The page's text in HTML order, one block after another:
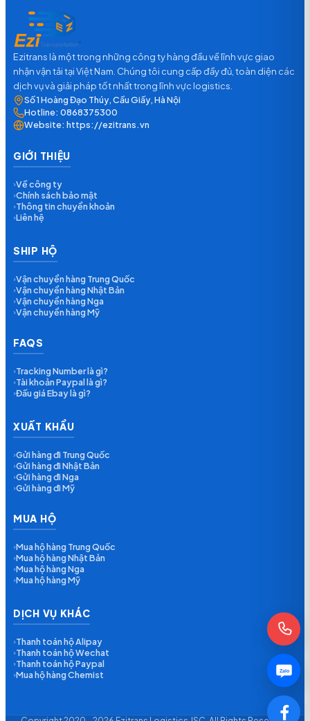
Ezitrans là một trong những công ty hàng đầu về lĩnh vực giao
nhận vận tải tại Việt Nam. Chúng tôi cung cấp đầy đủ, toàn diện các
dịch vụ và giải pháp tốt nhất trong lĩnh vực logistics.
Số 1 Hoàng Đạo Thúy, Cầu Giấy, Hà Nội
Hotline: 0868375300
Website: https://ezitrans.vn
GIỚI THIỆU
›Về công ty
›Chính sách bảo mật
›Thông tin chuyển khoản
›Liên hệ
SHIP HỘ
›Vận chuyển hàng Trung Quốc
›Vận chuyển hàng Nhật Bản
›Vận chuyển hàng Nga
›Vận chuyển hàng Mỹ
FAQS
›Tracking Number là gì?
›Tài khoản Paypal là gì?
›Đấu giá Ebay là gì?
XUẤT KHẨU
›Gửi hàng đi Trung Quốc
›Gửi hàng đi Nhật Bản
›Gửi hàng đi Nga
›Gửi hàng đi Mỹ
MUA HỘ
›Mua hộ hàng Trung Quốc
›Mua hộ hàng Nhật Bản
›Mua hộ hàng Nga
›Mua hộ hàng Mỹ
DỊCH VỤ KHÁC
›Thanh toán hộ Alipay
›Thanh toán hộ Wechat
›Thanh toán hộ Paypal
›Mua hộ hàng Chemist Zalo